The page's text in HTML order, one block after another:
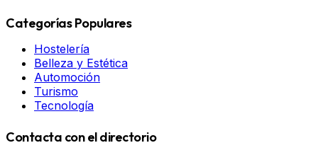
Categorías Populares
Hostelería
Belleza y Estética
Automoción
Turismo
Tecnología
Contacta con el directorio